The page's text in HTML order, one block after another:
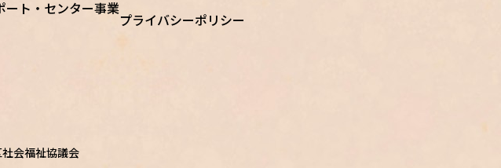
ート・センター事業
プライバシーポリシー
会福祉協議会